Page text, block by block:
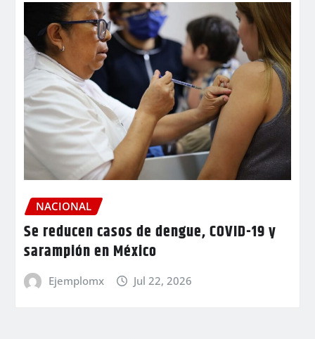
NACIONAL
Se reducen casos de dengue, COVID-19 y
sarampión en México
Ejemplomx Jul 22, 2026